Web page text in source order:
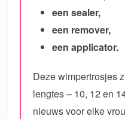
een sealer,
een remover,
een applicator.
Deze wimpertrosjes
lengtes – 10, 12 en
nieuws voor elke